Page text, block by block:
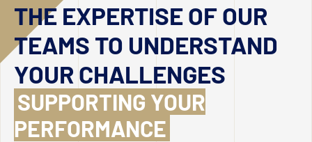
THE EXPERTISE OF OUR
TEAMS TO UNDERSTAND
YOUR CHALLENGES
SUPPORTING YOUR
PERFORMANCE